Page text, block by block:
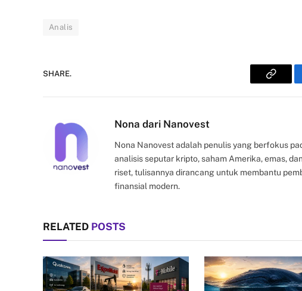
Analis
SHARE.
Copy
Nona dari Nanovest
Nona Nanovest adalah penulis yang berfokus
analisis seputar kripto, saham Amerika, emas,
riset, tulisannya dirancang untuk membantu
finansial modern.
RELATED POSTS